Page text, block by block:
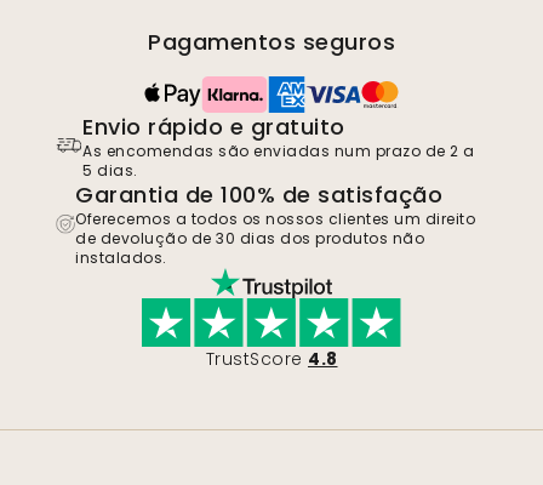
Pagamentos seguros
Envio rápido e gratuito
As encomendas são enviadas num prazo de 2 a
5 dias.
Garantia de 100% de satisfação
Oferecemos a todos os nossos clientes um direito
de devolução de 30 dias dos produtos não
instalados.
TrustScore 4.8